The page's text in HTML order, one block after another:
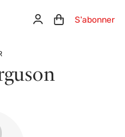
ConnexionPanier (0)
S'abonner